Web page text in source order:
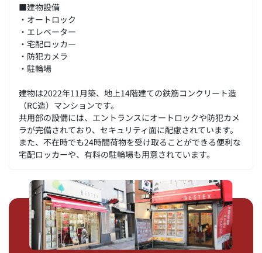
■建物設備
・オートロック
・エレベーター
・宅配ロッカー
・防犯カメラ
・駐輪場
建物は2022年11月築、地上14階建ての鉄筋コンクリート造
（RC造）マンションです。
共用部の設備には、エントランスにオートロックや防犯カメ
ラが完備されており、セキュリティ面に配慮されています。
また、不在時でも24時間荷物を受け取ることができる便利な
宅配ロッカーや、有料の駐輪場も用意されています。